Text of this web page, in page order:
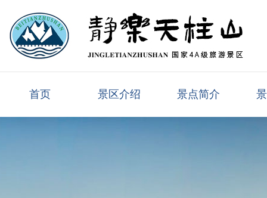
首页 景区介绍 景点简介